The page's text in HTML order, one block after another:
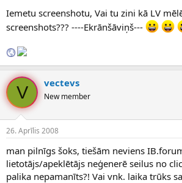
Iemetu screenshotu, Vai tu zini kā LV
screenshots??? ----Ekrānšāviņš---
V vectevs
New member
26. Aprīlis 2008
man pilnīgs šoks, tiešām neviens
lietotājs/apeklētājs neģenerē seilus no
palika nepamanīts?! Vai vnk. laika trūks